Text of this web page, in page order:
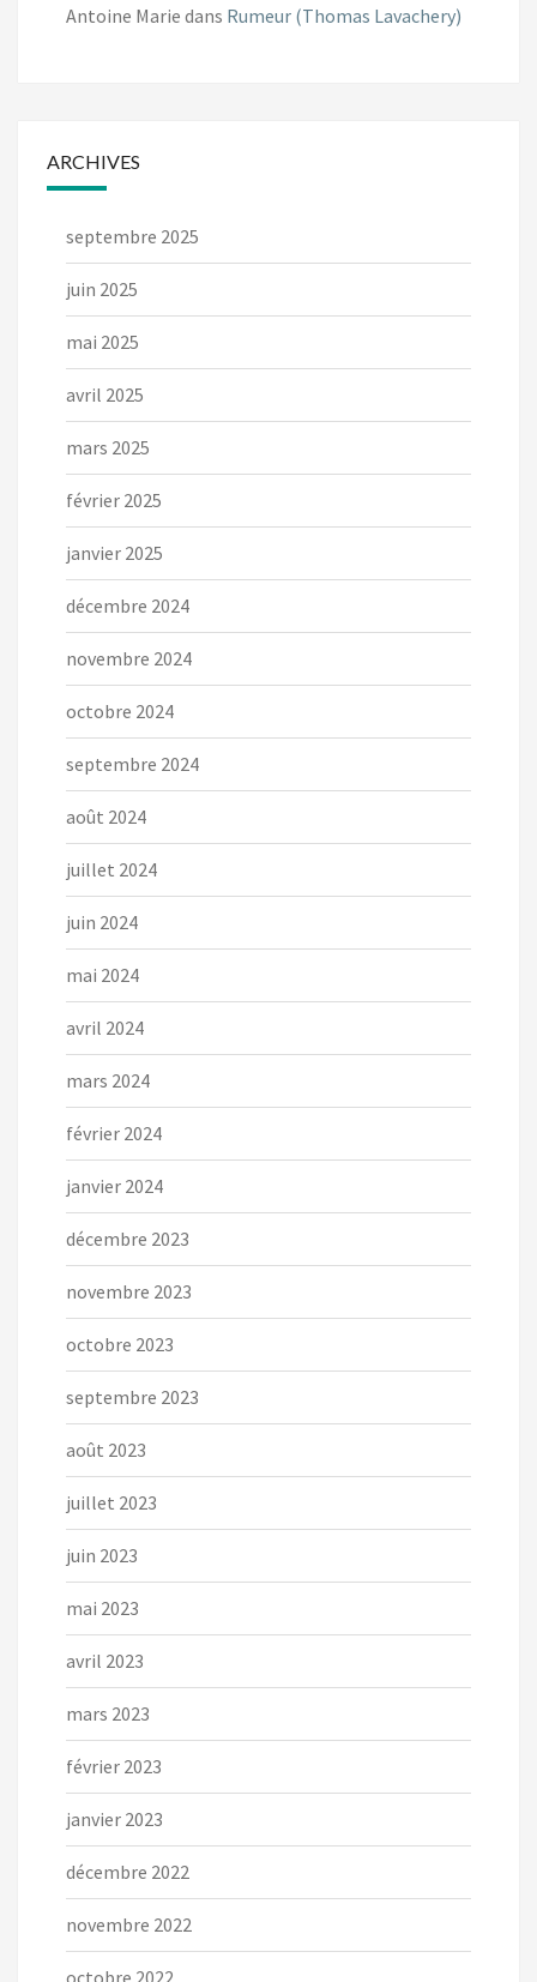
Antoine Marie dans Rumeur (Thomas Lavachery)
ARCHIVES
septembre 2025
juin 2025
mai 2025
avril 2025
mars 2025
février 2025
janvier 2025
décembre 2024
novembre 2024
octobre 2024
septembre 2024
août 2024
juillet 2024
juin 2024
mai 2024
avril 2024
mars 2024
février 2024
janvier 2024
décembre 2023
novembre 2023
octobre 2023
septembre 2023
août 2023
juillet 2023
juin 2023
mai 2023
avril 2023
mars 2023
février 2023
janvier 2023
décembre 2022
novembre 2022